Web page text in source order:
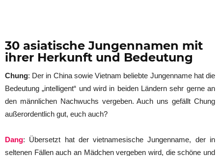
30 asiatische Jungennamen mit
ihrer Herkunft und Bedeutung
Chung: Der in China sowie Vietnam beliebte Jungenname hat die
Bedeutung „intelligent“ und wird in beiden Ländern sehr gerne an
den männlichen Nachwuchs vergeben. Auch uns gefällt Chung
außerordentlich gut, euch auch?
Dang: Übersetzt hat der vietnamesische Jungenname, der in
seltenen Fällen auch an Mädchen vergeben wird, die schöne und